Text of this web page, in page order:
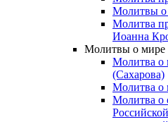
Молитвы о
Молитва
Иоанна
Молитвы о мире
Молитва о
(Сахарова)
Молитва о
Молитва о